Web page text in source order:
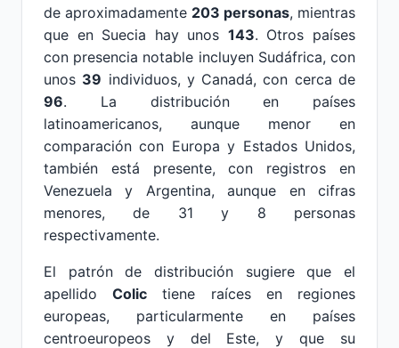
de aproximadamente 203 personas, mientras
que en Suecia hay unos 143. Otros países
con presencia notable incluyen Sudáfrica, con
unos 39 individuos, y Canadá, con cerca de
96. La distribución en países
latinoamericanos, aunque menor en
comparación con Europa y Estados Unidos,
también está presente, con registros en
Venezuela y Argentina, aunque en cifras
menores, de 31 y 8 personas
respectivamente.
El patrón de distribución sugiere que el
apellidoColic tiene raíces en regiones
europeas, particularmente en países
centroeuropeos y del Este, y que su